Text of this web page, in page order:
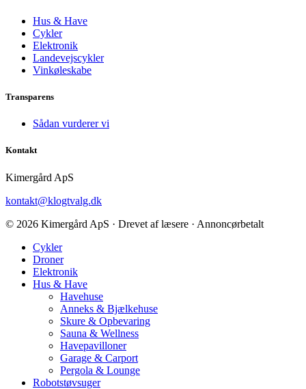
Hus & Have
Cykler
Elektronik
Landevejscykler
Vinkøleskabe
Transparens
Sådan vurderer vi
Kontakt
Kimergård ApS
kontakt@klogtvalg.dk
© 2026 Kimergård ApS · Drevet af læsere · Annoncørbetalt
Cykler
Droner
Elektronik
Hus & Have
Havehuse
Anneks & Bjælkehuse
Skure & Opbevaring
Sauna & Wellness
Havepavilloner
Garage & Carport
Pergola & Lounge
Robotstøvsuger